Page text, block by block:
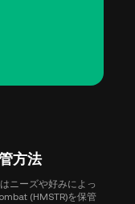
方法
ニーズや好みによっ
(HMSTR)を保管